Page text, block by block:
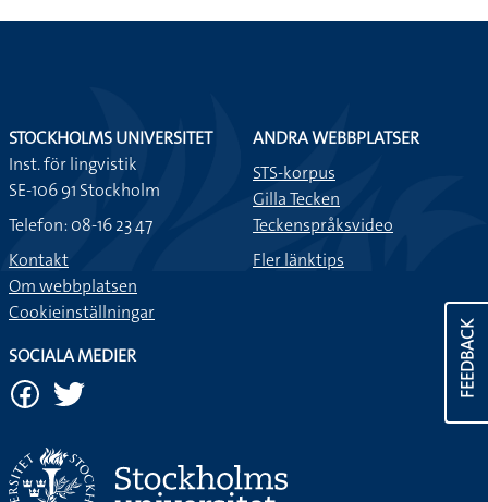
FEEDBACK
STOCKHOLMS UNIVERSITET
Inst. för lingvistik
SE-106 91 Stockholm
Telefon: 08-16 23 47
Kontakt
Om webbplatsen
Cookieinställningar
ANDRA WEBBPLATSER
STS-korpus
Gilla Tecken
Teckenspråksvideo
Fler länktips
SOCIALA MEDIER